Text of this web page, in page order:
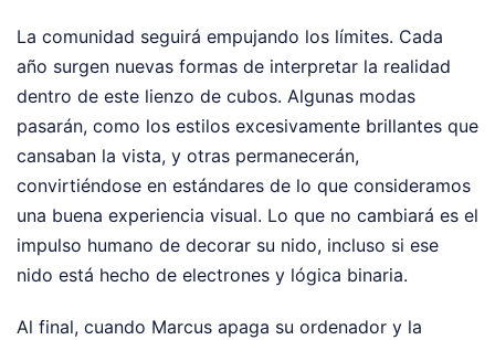
La comunidad seguirá empujando los límites. Cada
año surgen nuevas formas de interpretar la realidad
dentro de este lienzo de cubos. Algunas modas
pasarán, como los estilos excesivamente brillantes que
cansaban la vista, y otras permanecerán,
convirtiéndose en estándares de lo que consideramos
una buena experiencia visual. Lo que no cambiará es el
impulso humano de decorar su nido, incluso si ese
nido está hecho de electrones y lógica binaria.
Al final, cuando Marcus apaga su ordenador y la